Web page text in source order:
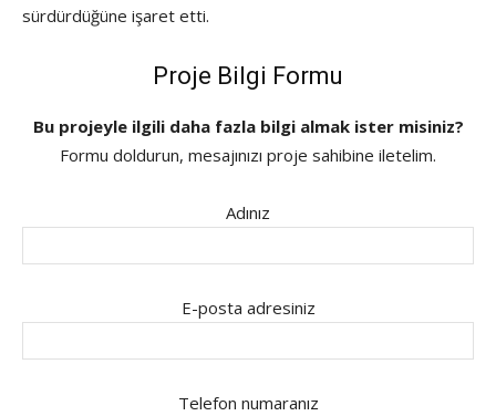
sürdürdüğüne işaret etti.
Proje Bilgi Formu
Bu projeyle ilgili daha fazla bilgi almak ister misiniz?
Formu doldurun, mesajınızı proje sahibine iletelim.
Adınız
E-posta adresiniz
Telefon numaranız